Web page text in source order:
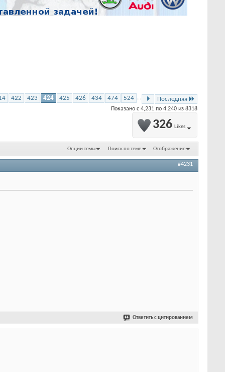
422 423 424 425 426 434 474 524 ... Последняя
Показано с 4,231 по 4,240 из 8318
326 Likes
Опции темы Поиск по теме Отображение
#4231
Ответить с цитированием